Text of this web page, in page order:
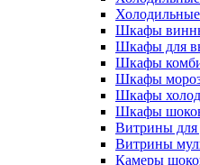
Шкафы
Шкафы для
Шкафы
Шкафы
Шкафы
Шкафы
Витрины для
Витрины
Камеры